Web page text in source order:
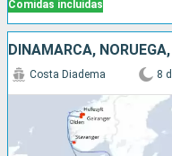
Comidas incluidas
DINAMARCA,
Costa Diadema 8 d